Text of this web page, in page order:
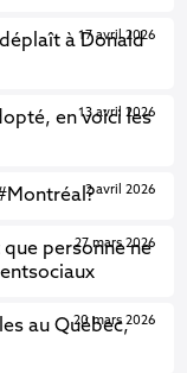
à Donald
17 avril 2026
en voici les
13 avril 2026
2 avril 2026
personne ne
27 mars 2026
au Québec,
20 mars 2026